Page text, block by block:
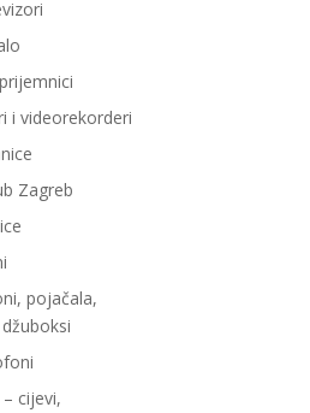
i videorekorderi
Zagreb
pojačala,
– cijevi,